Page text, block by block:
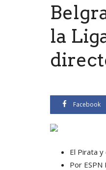
la
Facebook
El Pirata
Por ESPN